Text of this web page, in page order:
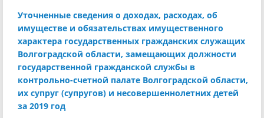
Уточненные сведения о доходах, расходах, об
имуществе и обязательствах имущественного
характера государственных гражданских служащих
Волгоградской области, замещающих должности
государственной гражданской службы в
контрольно-счетной палате Волгоградской области,
их супруг (супругов) и несовершеннолетних детей
за 2019 год